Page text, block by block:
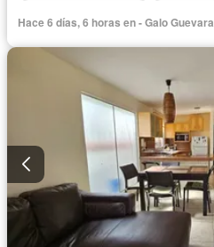
Hace 6 días, 6 horas en - Galo Guevara